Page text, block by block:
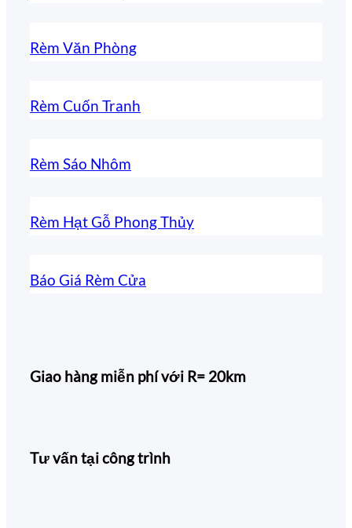
Rèm Văn Phòng
Rèm Cuốn Tranh
Rèm Sáo Nhôm
Rèm Hạt Gỗ Phong Thủy
Báo Giá Rèm Cửa
Giao hàng miễn phí với R= 20km
Tư vấn tại công trình